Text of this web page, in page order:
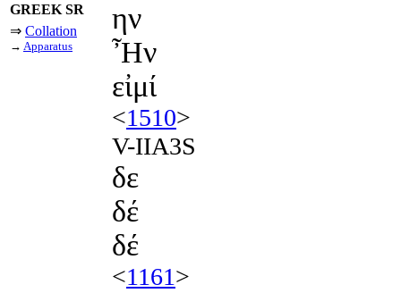
GREEK SR
⇒ Collation
→ Apparatus
ην
Ἦν
εἰμί
<1510>
V-IIA3S
δε
δέ
δέ
<1161>